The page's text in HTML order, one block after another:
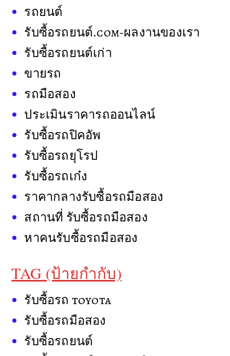
รถยนต์
รับซื้อรถยนต์.com-ผลงานของเรา
รับซื้อรถยนต์เก่า
ขายรถ
รถมือสอง
ประเมินราคารถออนไลน์
รับซื้อรถปิคอัพ
รับซื้อรถยุโรป
รับซื้อรถเก๋ง
ราคากลางรับซื้อรถมือสอง
สถานที่ รับซื้อรถมือสอง
หาคนรับซื้อรถมือสอง
TAG (ป้ายกำกับ)
รับซื้อรถ toyota
รับซื้อรถมือสอง
รับซื้อรถยนต์